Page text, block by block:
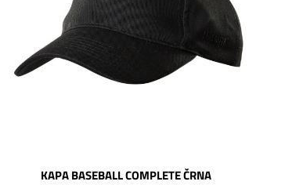
KAPA BASEBALL COMPLETE ČRNA